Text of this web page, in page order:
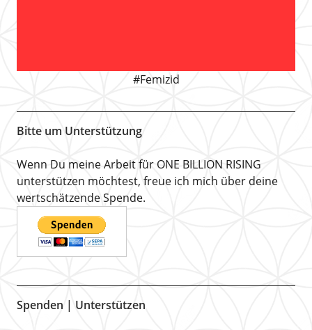
#Femizid
Bitte um Unterstützung
Wenn Du meine Arbeit für ONE BILLION RISING
unterstützen möchtest, freue ich mich über deine
wertschätzende Spende.
Spenden | Unterstützen